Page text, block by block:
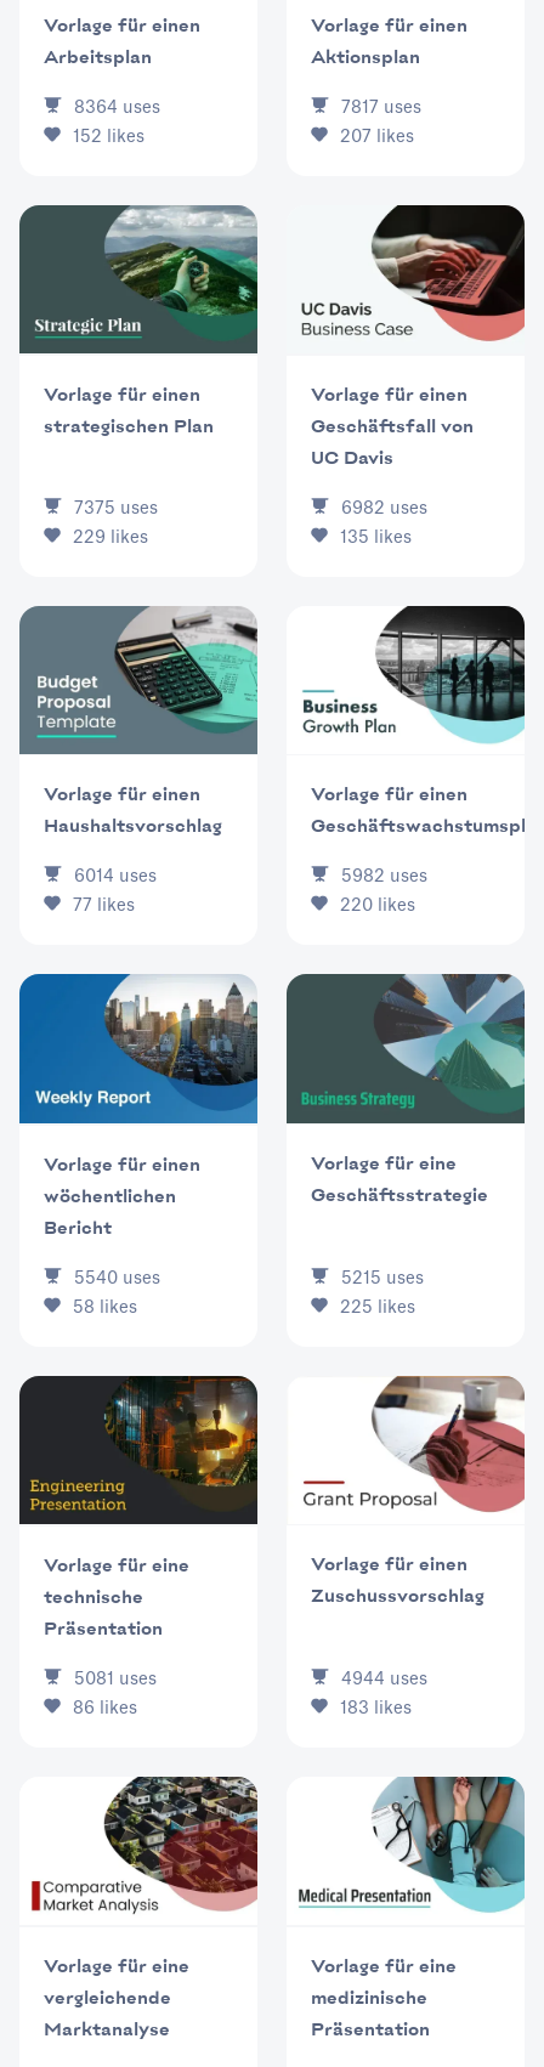
Vorlage für einen
Arbeitsplan
8364 uses
152 likes
Vorlage für einen
Aktionsplan
7817 uses
207 likes
Vorlage für einen
strategischen Plan
7375 uses
229 likes
Vorlage für einen
Geschäftsfall von
UC Davis
6982 uses
135 likes
Vorlage für einen
Haushaltsvorschlag
6014 uses
77 likes
Vorlage für einen
5982 uses
220 likes
Vorlage für einen
wöchentlichen
Bericht
5540 uses
58 likes
Vorlage für eine
Geschäftsstrategie
5215 uses
225 likes
Vorlage für eine
technische
Präsentation
5081 uses
86 likes
Vorlage für einen
Zuschussvorschlag
4944 uses
183 likes
Vorlage für eine
vergleichende
Marktanalyse
Vorlage für eine
medizinische
Präsentation